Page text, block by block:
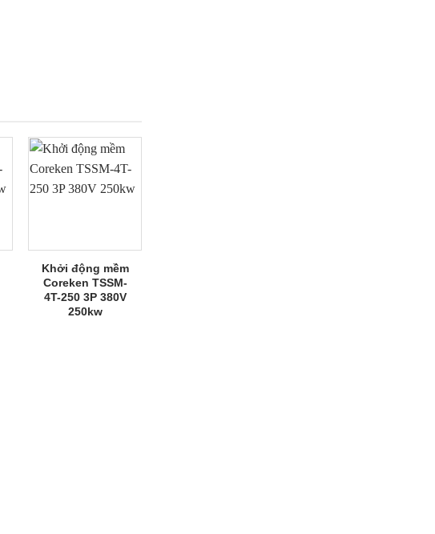
Khởi động mềm
Coreken TSSM-
4T-250 3P 380V
250kw